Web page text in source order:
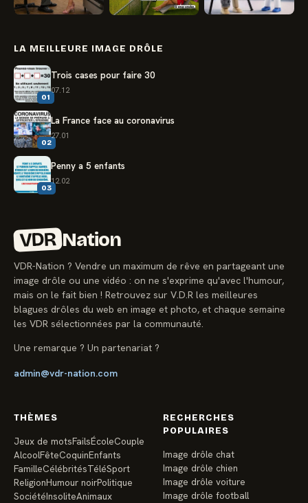
LA MEILLEURE IMAGE DRÔLE
01
Trois cases pour faire 30
07.12
02
La France face au coronavirus
27.01
03
Penny a 5 enfants
12.02
VDR Nation
VDR-Nation ? Vendre un maximum de rêve en partageant une
image drôle ou une vidéo : on ne s'exprime qu'avec l'humour,
mais on le fait bien ! Retrouvez sur V.D.R les meilleures
blagues drôles du web en image et photo, et chaque semaine
les VDR sélectionnées par la communauté.
Une remarque ? Un partenariat ?
admin@vdr-nation.com
THÈMES
Jeux de motsFailsÉcoleCouple
AlcoolFêteCoquinEnfants
FamilleCélébritésTéléSport
ReligionHumour noirPolitique
SociétéInsoliteAnimaux
RECHERCHES
POPULAIRES
Image drôle chat
Image drôle chien
Image drôle voiture
Image drôle football